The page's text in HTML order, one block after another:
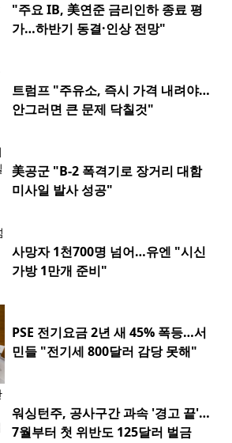
"주요 IB, 美연준 금리인하 종료 평
가…하반기 동결·인상 전망"
트럼프 "주유소, 즉시 가격 내려야…
안그러면 큰 문제 닥칠것"
美공군 "B-2 폭격기로 장거리 대함
미사일 발사 성공"
사망자 1천700명 넘어…유엔 "시신
가방 1만개 준비"
PSE 전기요금 2년 새 45% 폭등…서
민들 "전기세 800달러 감당 못해"
워싱턴주, 공사구간 과속 '경고 끝'…
7월부터 첫 위반도 125달러 벌금